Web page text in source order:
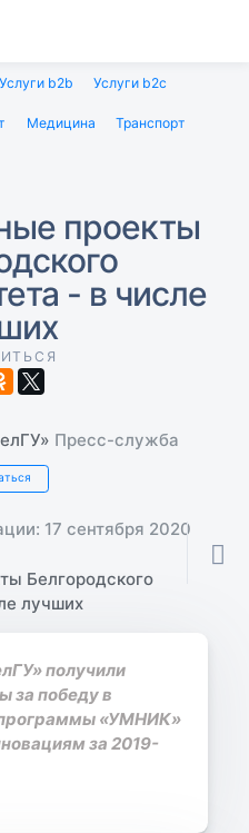

Услуги b2b Услуги b2c
Медицина Транспорт
проекты
- в числе
Пресс-служба
17 сентября 2020
получили
за победу в
программы «УМНИК»
за 2019-